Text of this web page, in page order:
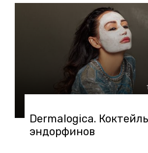
Dermalogica.
эндорфинов